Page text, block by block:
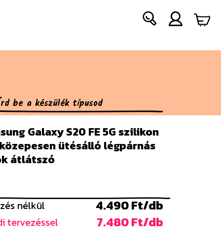
Galaxy S20 FE 5G szilikon
ütésálló légpárnás
átlátszó
nélkül 4.490 Ft/db
tervezéssel 7.480 Ft/db